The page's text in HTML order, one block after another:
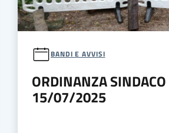
BANDI E AVVISI
ORDINANZA
15/07/2025